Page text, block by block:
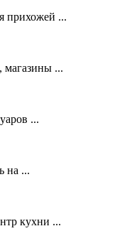
прихожей ...
магазины ...
...
на ...
кухни ...